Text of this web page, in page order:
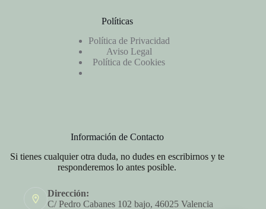
Políticas
Política de Privacidad
Aviso Legal
Política de Cookies
Información de Contacto
Si tienes cualquier otra duda, no dudes en escribirnos y te
responderemos lo antes posible.
Dirección:
C/ Pedro Cabanes 102 bajo, 46025 Valencia